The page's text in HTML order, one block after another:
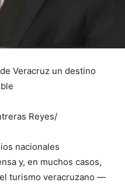
Veracruz un destino
Reyes/
nacionales
y, en muchos casos,
turismo veracruzano —